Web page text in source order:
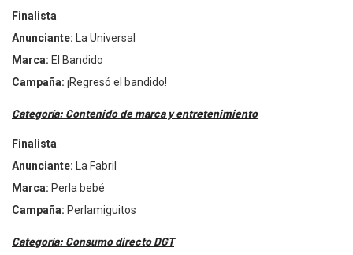
Finalista
Anunciante: La Universal
Marca: El Bandido
Campaña: ¡Regresó el bandido!
Categoría: Contenido de marca y entretenimiento
Finalista
Anunciante: La Fabril
Marca: Perla bebé
Campaña: Perlamiguitos
Categoría: Consumo directo DGT